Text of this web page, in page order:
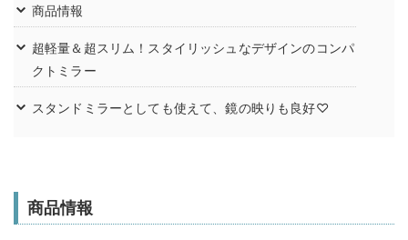
商品情報
超軽量＆超スリム！スタイリッシュなデザインのコンパ
クトミラー
スタンドミラーとしても使えて、鏡の映りも良好♡
商品情報